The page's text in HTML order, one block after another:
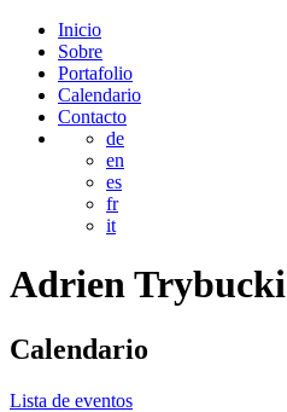
Inicio
Sobre
Portafolio
Calendario
Contacto
de
en
es
fr
it
AdrienTrybucki
Calendario
Lista de eventos